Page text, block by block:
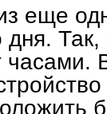
еще
часами.